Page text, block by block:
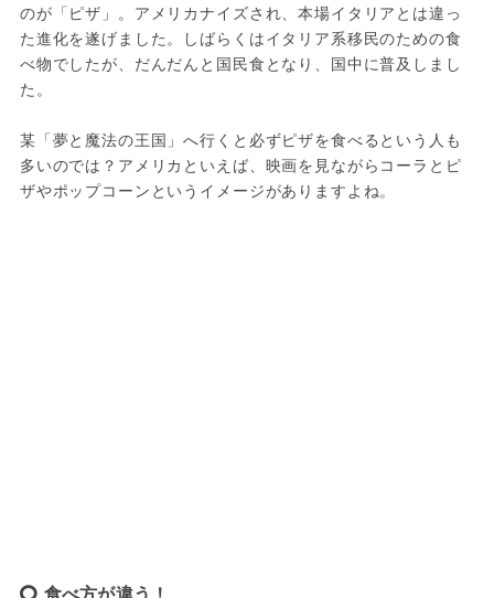
のが「ピザ」。アメリカナイズされ、本場イタリアとは違っ
た進化を遂げました。しばらくはイタリア系移民のための食
べ物でしたが、だんだんと国民食となり、国中に普及しまし
た。
某「夢と魔法の王国」へ行くと必ずピザを食べるという人も
多いのでは？アメリカといえば、映画を見ながらコーラとピ
ザやポップコーンというイメージがありますよね。